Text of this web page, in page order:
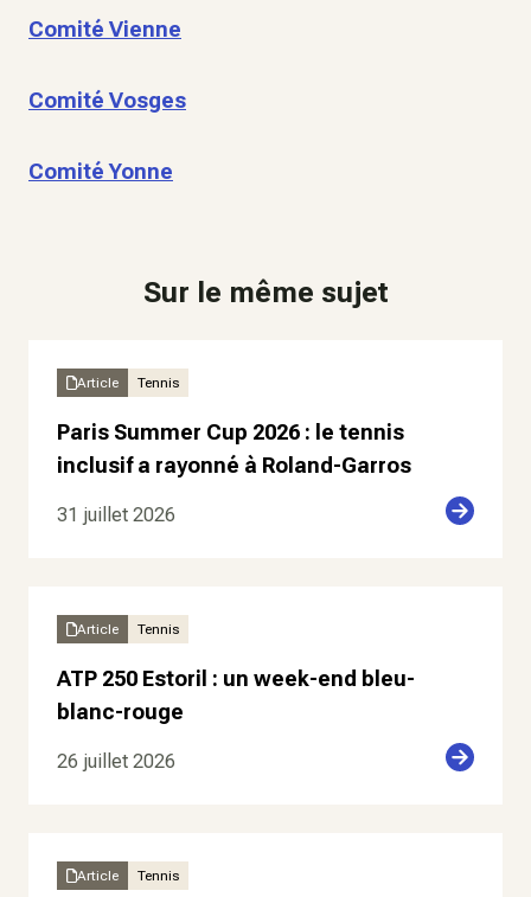
Comité Vienne
Comité Vosges
Comité Yonne
Sur le même sujet
Article Tennis
Paris Summer Cup 2026 : le tennis
inclusif a rayonné à Roland-Garros
31 juillet 2026
Article Tennis
ATP 250 Estoril : un week-end bleu-
blanc-rouge
26 juillet 2026
Article Tennis